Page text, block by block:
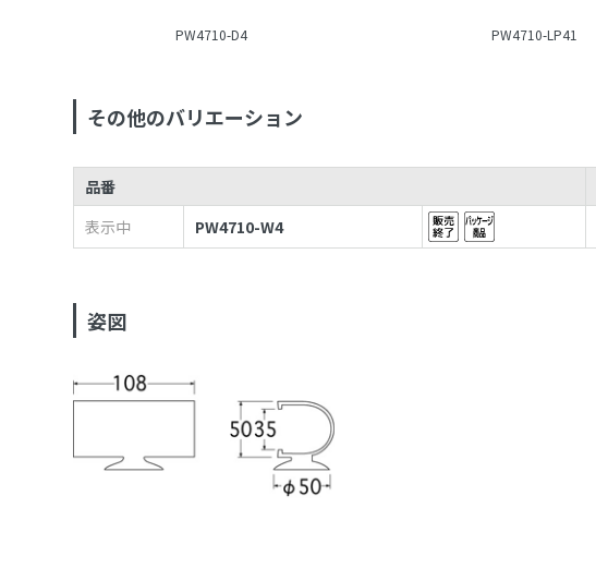
PW4710-D4 PW4710-LP41
その他のバリエーション
品番
表示中
PW4710-W4
姿図